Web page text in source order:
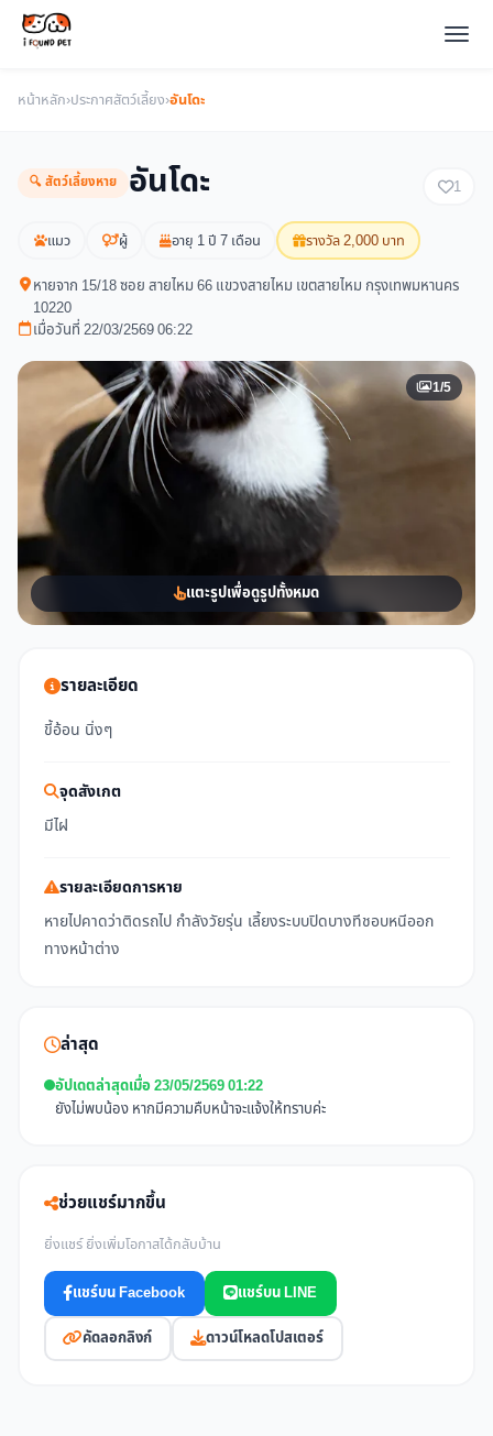
หน้าหลัก›ประกาศสัตว์เลี้ยง›อันโดะ
🔍 สัตว์เลี้ยงหาย อันโดะ 1
แมว ผู้ อายุ 1 ปี 7 เดือน รางวัล 2,000 บาท
หายจาก 15/18 ซอย สายไหม 66 แขวงสายไหม เขตสายไหม กรุงเทพมหานคร
10220
เมื่อวันที่ 22/03/2569 06:22
1/5
แตะรูปเพื่อดูรูปทั้งหมด
รายละเอียด
ขี้อ้อน นิ่งๆ
จุดสังเกต
มีไฝ
รายละเอียดการหาย
หายไปคาดว่าติดรถไป กำลังวัยรุ่น เลี้ยงระบบปิดบางทีชอบหนีออก
ทางหน้าต่าง
ล่าสุด
อัปเดตล่าสุดเมื่อ 23/05/2569 01:22
ยังไม่พบน้อง หากมีความคืบหน้าจะแจ้งให้ทราบค่ะ
ช่วยแชร์มากขึ้น
ยิ่งแชร์ ยิ่งเพิ่มโอกาสได้กลับบ้าน
แชร์บน Facebook แชร์บน LINE
คัดลอกลิงก์ ดาวน์โหลดโปสเตอร์